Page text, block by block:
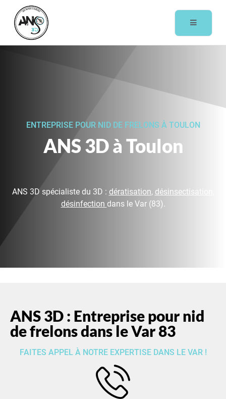
ENTREPRISE POUR NID DE FRELONS À TOULON
ANS 3D à Toulon
ANS 3D spécialiste du 3D : dératisation, désinsectisation
désinfection dans le Var (83).
ANS 3D : Entreprise pour nid
de frelons dans le Var 83
FAITES APPEL À NOTRE EXPERTISE DANS LE VAR !